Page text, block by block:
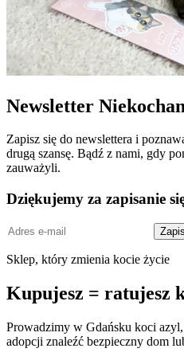
Newsletter
Zapisz się do newslettera i
drugą szansę. Bądź z nami, gdy
zauważyli.
Dziękujemy za zapisanie
Adres
mail
Sklep, który zmienia kocie życie
Kupujesz = ratujesz
Prowadzimy w Gdańsku koci
adopcji znaleźć bezpieczny dom